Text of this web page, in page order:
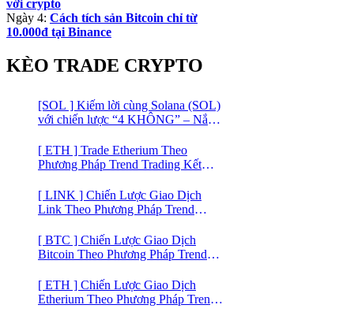
với crypto
Ngày 4: Cách tích sản Bitcoin chỉ từ
10.000đ tại Binance
KÈO TRADE CRYPTO
[SOL ] Kiếm lời cùng Solana (SOL)
với chiến lược “4 KHÔNG” – Nắm
lý
[ ETH ] Trade Etherium Theo
Phương Pháp Trend Trading Kết
[ LINK ] Chiến Lược Giao Dịch
Link Theo Phương Pháp Trend
[ BTC ] Chiến Lược Giao Dịch
Bitcoin Theo Phương Pháp Trend
[ ETH ] Chiến Lược Giao Dịch
Etherium Theo Phương Pháp Trend